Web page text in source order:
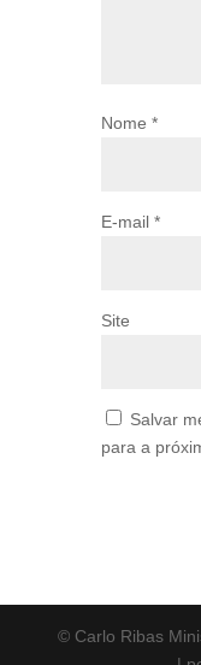
Nome *
E-mail *
Site
Salvar
para a
© Carlo Ribas